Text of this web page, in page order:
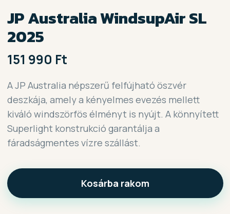
JP Australia WindsupAir SL
2025
151 990 Ft
A JP Australia népszerű felfújható öszvér
deszkája, amely a kényelmes evezés mellett
kiváló windszörfös élményt is nyújt. A könnyített
Superlight konstrukció garantálja a
fáradságmentes vízre szállást.
Kosárba rakom